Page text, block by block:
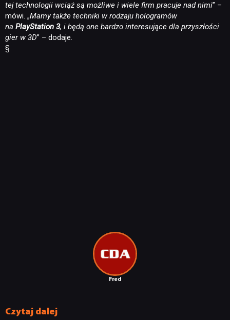
Fred
tej technologii wciąż są możliwe i wiele firm pracuje nad nimi” –
mówi. „Mamy także techniki w rodzaju hologramów
na PlayStation 3, i będą one bardzo interesujące dla przyszłości
gier w 3D” – dodaje.
§
Czytaj dalej